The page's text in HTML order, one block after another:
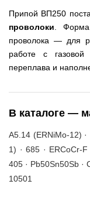
Припой ВП250
проволоки .
проволока — для
работе с
переплава и
В каталоге —
A5.14 (ERNiMo-12)
1) · 685 · ERCoCr-
405 · Pb50Sn50Sb ·
10501